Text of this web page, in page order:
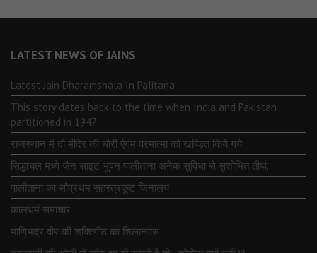
LATEST NEWS OF JAINS
Latest Jain Dharamshala In Palitana
This story dates back to the time when India and Pakistan
partitioned in 1947
राजस्थान में दो मंदिर की चोरी ऐवंम परमात्मा को खण्डित किये गये
सिद्धाचल मध्ये जैन साइट भुवन पालीताना अनेक सुविधा से सुशोभित तीर्थ.
पालीताना का सौप्रथम सहस्त्रकूट जिनालय
कालधर्म समाचार
माणिभद्र वीर की शक्तिपीठ का शिलान्यास